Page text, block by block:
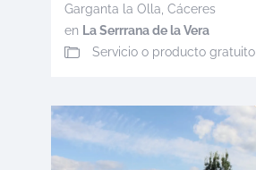
Garganta la Olla Cáceres
en La Serrrana de la Vera
Servicio o producto gratuito